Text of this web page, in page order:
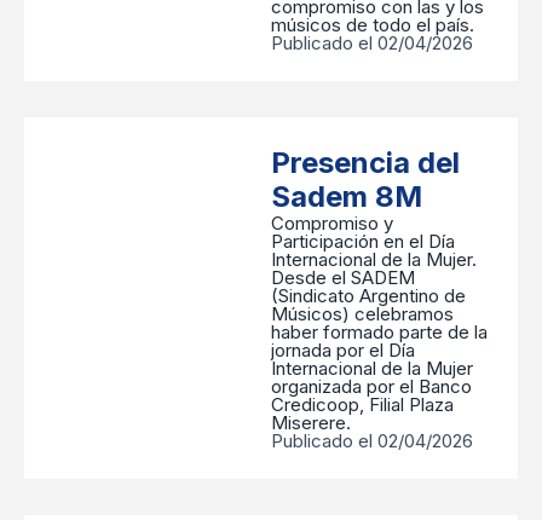
compromiso con las y los
músicos de todo el país.
Publicado el 02/04/2026
Presencia del
Sadem 8M
Compromiso y
Participación en el Día
Internacional de la Mujer.
Desde el SADEM
(Sindicato Argentino de
Músicos) celebramos
haber formado parte de la
jornada por el Día
Internacional de la Mujer
organizada por el Banco
Credicoop, Filial Plaza
Miserere.
Publicado el 02/04/2026